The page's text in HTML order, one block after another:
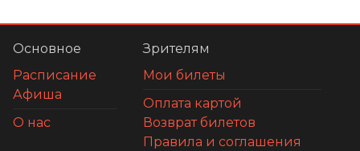
Основное
Расписание
Афиша
О нас
Зрителям
Мои билеты
Оплата картой
Возврат билетов
Правила и соглашения